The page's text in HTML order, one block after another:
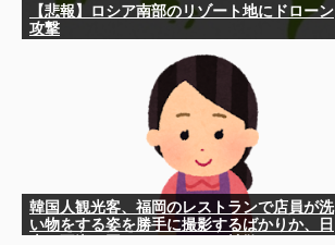
【悲報】ロシア南部のリゾート地にドローン
攻撃
韓国人観光客、福岡のレストランで店員が洗
い物をする姿を勝手に撮影するばかりか、日